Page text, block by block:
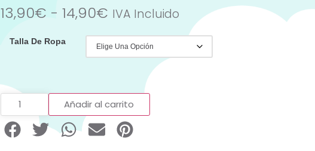
13,90€ - 14,90€ IVA Incluido
Talla De Ropa
Añadir al carrito